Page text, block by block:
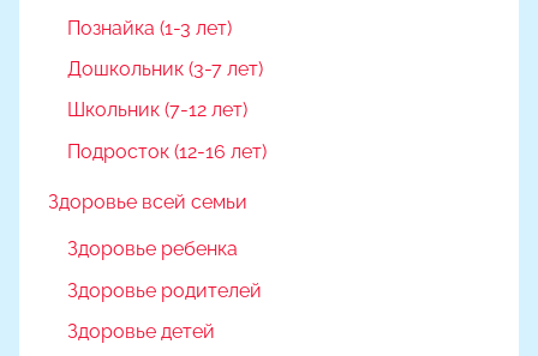
Познайка (1-3 лет)
Дошкольник (3-7 лет)
Школьник (7-12 лет)
Подросток (12-16 лет)
Здоровье всей семьи
Здоровье ребенка
Здоровье родителей
Здоровье детей